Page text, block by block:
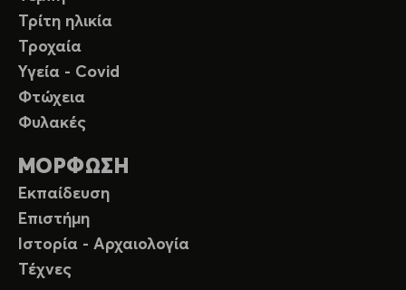
Τρίτη ηλικία
Τροχαία
Υγεία - Covid
Φτώχεια
Φυλακές
ΜΟΡΦΩΣΗ
Εκπαίδευση
Επιστήμη
Ιστορία - Αρχαιολογία
Τέχνες